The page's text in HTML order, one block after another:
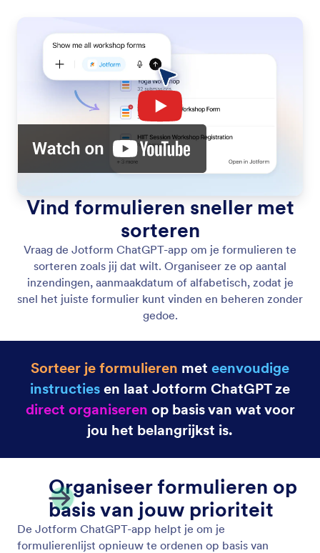
Vind formulieren sneller met
sorteren
Vraag de Jotform ChatGPT-app om je formulieren te
sorteren zoals jij dat wilt. Organiseer ze op aantal
inzendingen, aanmaakdatum of alfabetisch, zodat je
snel het juiste formulier kunt vinden en beheren zonder
gedoe.
Sorteer je formulieren met eenvoudige
instructiesen laat Jotform ChatGPT ze
direct organiseren op basis van wat voor
jou het belangrijkst is.
Organiseer formulieren op
basis van jouw prioriteit
De Jotform ChatGPT-app helpt je om je
formulierenlijst opnieuw te ordenen op basis van